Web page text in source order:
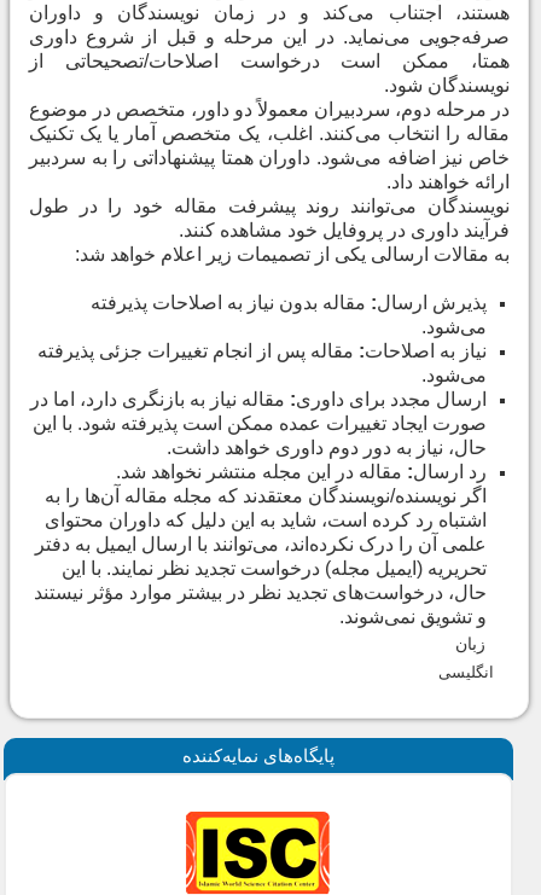
هستند، اجتناب می‌کند و در زمان نویسندگان و داوران
صرفه‌جویی می‌نماید. در این مرحله و قبل از شروع داوری
همتا، ممکن است درخواست اصلاحات/تصحیحاتی از
نویسندگان شود.
در مرحله دوم، سردبیران معمولاً دو داور، متخصص در موضوع
مقاله را انتخاب می‌کنند. اغلب، یک متخصص آمار یا یک تکنیک
خاص نیز اضافه می‌شود. داوران همتا پیشنهاداتی را به سردبیر
ارائه خواهند داد.
نویسندگان می‌توانند روند پیشرفت مقاله خود را در طول
فرآیند داوری در پروفایل خود مشاهده کنند.
به مقالات ارسالی یکی از تصمیمات زیر اعلام خواهد شد:
پذیرش ارسال: مقاله بدون نیاز به اصلاحات پذیرفته
می‌شود.
نیاز به اصلاحات: مقاله پس از انجام تغییرات جزئی پذیرفته
می‌شود.
ارسال مجدد برای داوری: مقاله نیاز به بازنگری دارد، اما در
صورت ایجاد تغییرات عمده ممکن است پذیرفته شود. با این
حال، نیاز به دور دوم داوری خواهد داشت.
رد ارسال: مقاله در این مجله منتشر نخواهد شد.
اگر نویسنده/نویسندگان معتقدند که مجله مقاله آن‌ها را به
اشتباه رد کرده است، شاید به این دلیل که داوران محتوای
علمی آن را درک نکرده‌اند، می‌توانند با ارسال ایمیل به دفتر
تحریریه (ایمیل مجله) درخواست تجدید نظر نمایند. با این
حال، درخواست‌های تجدید نظر در بیشتر موارد مؤثر نیستند
و تشویق نمی‌شوند.
زبان
انگلیسی
پايگاه‌های نمايه‌كننده